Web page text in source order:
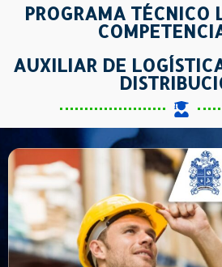
PROGRAMA TÉCNICO
AUXILIAR DE